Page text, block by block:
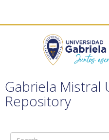
Gabriela Mistral
Repository